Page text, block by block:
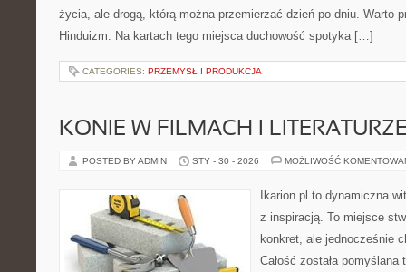
życia, ale drogą, którą można przemierzać dzień po dniu. Warto
Hinduizm. Na kartach tego miejsca duchowość spotyka […]
CATEGORIES: PRZEMYSŁ I PRODUKCJA
KONIE W FILMACH I
POSTED BY ADMIN STY - 30 - 2026 MOŻLIWOŚĆ
Ikarion.pl to dynamiczna
z inspiracją. To miejsce
konkret, ale jednocześnie
Całość została